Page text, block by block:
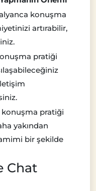
konuşma
artırabilir,
pratiği
pratiği
yakından
bir şekilde
Chat